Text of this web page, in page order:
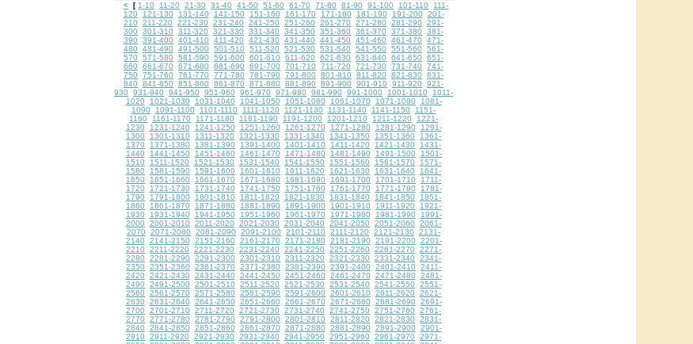
< [ 1-10 11-20 21-30 31-40 41-50 51-60 61-70 71-80 81-90 91-100 101-110
111-
120
121-130 131-140 141-150 151-160 161-170 171-180 181-190 191-200
201-
210
211-220 221-230 231-240 241-250 251-260 261-270 271-280 281-290
291-
300
301-310 311-320 321-330 331-340 341-350 351-360 361-370 371-380
381-
390
391-400 401-410 411-420 421-430 431-440 441-450 451-460 461-470
471-
480
481-490 491-500 501-510 511-520 521-530 531-540 541-550 551-560
561-
570
571-580 581-590 591-600 601-610 611-620 621-630 631-640 641-650
651-
660
661-670 671-680 681-690 691-700 701-710 711-720 721-730 731-740
741-
750
751-760 761-770 771-780 781-790 791-800 801-810 811-820 821-830
831-
840
841-850 851-860 861-870 871-880 881-890 891-900 901-910 911-920
921-
930
931-940 941-950 951-960 961-970 971-980 981-990 991-1000 1001-1010
1011-
1020
1021-1030 1031-1040 1041-1050 1051-1060 1061-1070 1071-1080
1081-
1090
1091-1100 1101-1110 1111-1120 1121-1130 1131-1140 1141-1150
1151-
1160
1161-1170 1171-1180 1181-1190 1191-1200 1201-1210 1211-1220
1221-
1230
1231-1240 1241-1250 1251-1260 1261-1270 1271-1280 1281-1290
1291-
1300
1301-1310 1311-1320 1321-1330 1331-1340 1341-1350 1351-1360
1361-
1370
1371-1380 1381-1390 1391-1400 1401-1410 1411-1420 1421-1430
1431-
1440
1441-1450 1451-1460 1461-1470 1471-1480 1481-1490 1491-1500
1501-
1510
1511-1520 1521-1530 1531-1540 1541-1550 1551-1560 1561-1570
1571-
1580
1581-1590 1591-1600 1601-1610 1611-1620 1621-1630 1631-1640
1641-
1650
1651-1660 1661-1670 1671-1680 1681-1690 1691-1700 1701-1710
1711-
1720
1721-1730 1731-1740 1741-1750 1751-1760 1761-1770 1771-1780
1781-
1790
1791-1800 1801-1810 1811-1820 1821-1830 1831-1840 1841-1850
1851-
1860
1861-1870 1871-1880 1881-1890 1891-1900 1901-1910 1911-1920
1921-
1930
1931-1940 1941-1950 1951-1960 1961-1970 1971-1980 1981-1990
1991-
2000
2001-2010 2011-2020 2021-2030 2031-2040 2041-2050 2051-2060
2061-
2070
2071-2080 2081-2090 2091-2100 2101-2110 2111-2120 2121-2130
2131-
2140
2141-2150 2151-2160 2161-2170 2171-2180 2181-2190 2191-2200
2201-
2210
2211-2220 2221-2230 2231-2240 2241-2250 2251-2260 2261-2270
2271-
2280
2281-2290 2291-2300 2301-2310 2311-2320 2321-2330 2331-2340
2341-
2350
2351-2360 2361-2370 2371-2380 2381-2390 2391-2400 2401-2410
2411-
2420
2421-2430 2431-2440 2441-2450 2451-2460 2461-2470 2471-2480
2481-
2490
2491-2500 2501-2510 2511-2520 2521-2530 2531-2540 2541-2550
2551-
2560
2561-2570 2571-2580 2581-2590 2591-2600 2601-2610 2611-2620
2621-
2630
2631-2640 2641-2650 2651-2660 2661-2670 2671-2680 2681-2690
2691-
2700
2701-2710 2711-2720 2721-2730 2731-2740 2741-2750 2751-2760
2761-
2770
2771-2780 2781-2790 2791-2800 2801-2810 2811-2820 2821-2830
2831-
2840
2841-2850 2851-2860 2861-2870 2871-2880 2881-2890 2891-2900
2901-
2910
2911-2920 2921-2930 2931-2940 2941-2950 2951-2960 2961-2970
2971-